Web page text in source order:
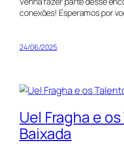
conexões! Esperamos por
24/06/2025
Uel Fragha e
Baixada